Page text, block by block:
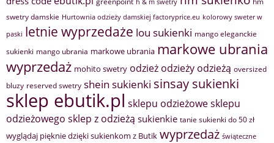
swetry damskie Hurtownia odzieży damskiej factoryprice.eu kolorowy sweter w
paski letnie wyprzedaże lou sukienki mango eleganckie
sukienki mango ubrania markowe ubrania markowe ubrania
wyprzedaż mohito swetry odzież odzieży odzieżą oversized
bluzy reserved swetry shein sukienki sinsay sukienki
sklep ebutik.pl sklepu odzieżowesklepu
odzieżowego sklep z odzieżą sukienkie tanie sukienki do 50 zł
wyglądaj pięknie dzięki sukienkom z Butik wyprzedaż świąteczne